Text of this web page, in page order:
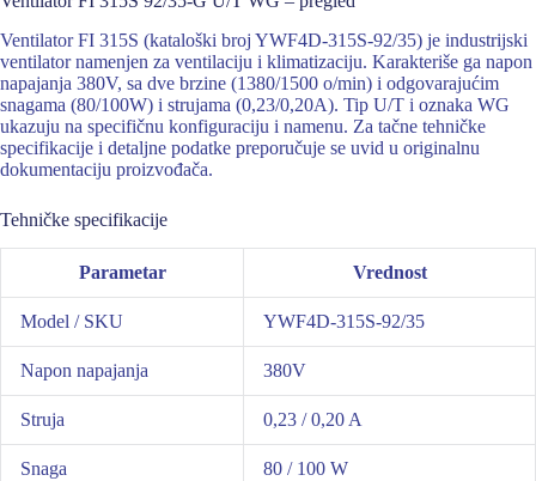
Ventilator FI 315S (kataloški broj YWF4D-315S-92/35) je industrijski
ventilator namenjen za ventilaciju i klimatizaciju. Karakteriše ga napon
napajanja 380V, sa dve brzine (1380/1500 o/min) i odgovarajućim
snagama (80/100W) i strujama (0,23/0,20A). Tip U/T i oznaka WG
ukazuju na specifičnu konfiguraciju i namenu. Za tačne tehničke
specifikacije i detaljne podatke preporučuje se uvid u originalnu
dokumentaciju proizvođača.
Tehničke specifikacije
Parametar Vrednost
Model / SKU YWF4D-315S-92/35
Napon napajanja 380V
Struja 0,23 / 0,20 A
Snaga 80 / 100 W